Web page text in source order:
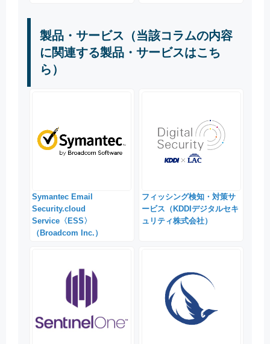
製品・サービス（当該コラムの内容
に関連する製品・サービスはこち
ら）
Symantec Email
Security.cloud
Service〈ESS〉
（Broadcom Inc.）
フィッシング検知・対策サ
ービス（KDDIデジタルセキ
ュリティ株式会社）